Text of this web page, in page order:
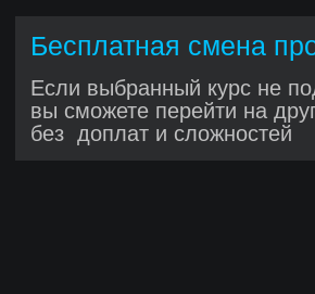
команде с разработчиками, QA,
менеджером
Ощущаете весь процесс IT-
разработки: спринты, стендапы,